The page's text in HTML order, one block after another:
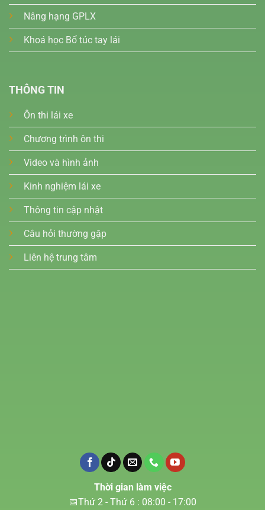
Nâng hạng GPLX
Khoá học Bổ túc tay lái
THÔNG TIN
Ôn thi lái xe
Chương trình ôn thi
Video và hình ảnh
Kinh nghiệm lái xe
Thông tin cập nhật
Câu hỏi thường gặp
Liên hệ trung tâm
Thời gian làm việc
📅Thứ 2 - Thứ 6 : 08:00 - 17:00